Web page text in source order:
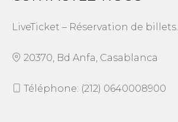
LiveTicket – Réservation de billets.
20370, Bd Anfa, Casablanca
Téléphone: (212) 0640008900